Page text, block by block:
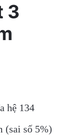
3
hệ 134
(sai số 5%)